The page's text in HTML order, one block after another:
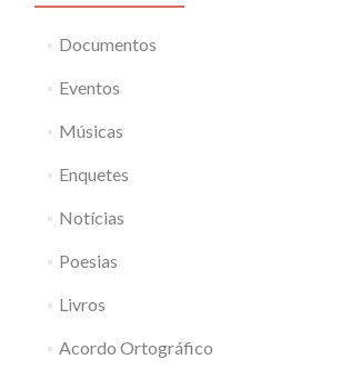
Documentos
Eventos
Músicas
Enquetes
Notícias
Poesias
Livros
Acordo Ortográfico